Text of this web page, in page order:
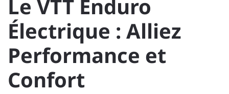
Le VTT Enduro
Électrique : Alliez
Performance et
Confort